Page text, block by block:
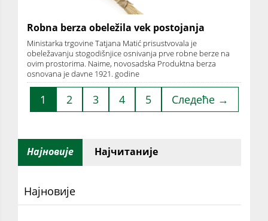
Robna berza obeležila vek postojanja
Ministarka trgovine Tatjana Matić prisustvovala je
obeležavanju stogodišnjice osnivanja prve robne berze na
ovim prostorima. Naime, novosadska Produktna berza
osnovana je davne 1921. godine
1 2 3 4 5 Следеће →
Најновије Најчитаније
Најновије